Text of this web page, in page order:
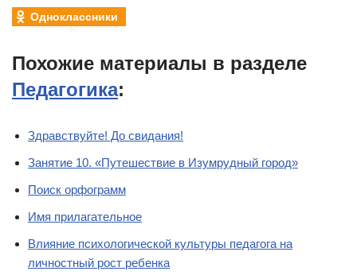
Одноклассники
Похожие материалы в разделе
Педагогика:
Здравствуйте! До свидания!
Занятие 10. «Путешествие в Изумрудный город»
Поиск орфограмм
Имя прилагательное
Влияние психологической культуры педагога на
личностный рост ребенка